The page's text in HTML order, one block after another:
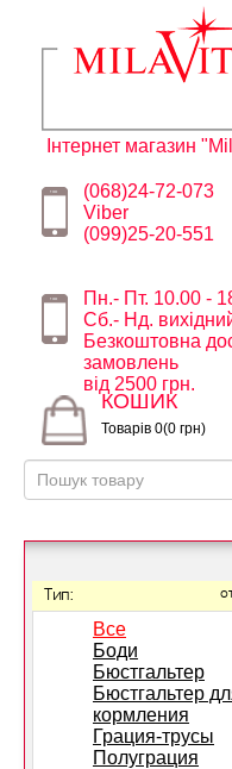
Інтернет магазин
(068)24-72-073
Viber
(099)25-20-551
Пн.- Пт. 10.00 -
Сб.- Нд.
Безкоштовна
замовлень
від 2500 грн.
КОШИК
Товарів 0(0 грн)
Тип:
Все
Боди
Бюстгальтер
Бюстгальтер
кормления
Грация-трусы
Полуграция